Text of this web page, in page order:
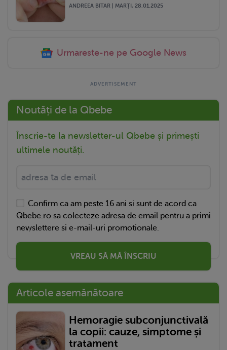
ANDREEA BITAR | MARŢI, 28.01.2025
Urmareste-ne pe Google News
Noutăți de la Qbebe
Înscrie-te la newsletter-ul Qbebe și primești
ultimele noutăți.
Confirm ca am peste 16 ani si sunt de acord ca
Qbebe.ro sa colecteze adresa de email pentru a primi
newslettere si e-mail-uri promotionale.
VREAU SĂ MĂ ÎNSCRIU
Articole asemănătoare
Hemoragie subconjunctivală
la copii: cauze, simptome și
tratament